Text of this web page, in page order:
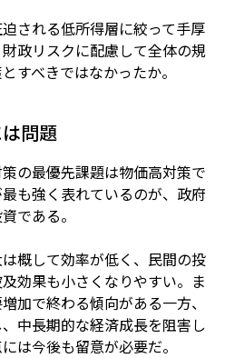
される低所得層に絞って手厚
政リスクに配慮して全体の規
すべきではなかったか。
問題
の最優先課題は物価高対策で
も強く表れているのが、政府
である。
概して効率が低く、民間の投
効果も小さくなりやすい。ま
加で終わる傾向がある一方、
中長期的な経済成長を阻害し
は今後も留意が必要だ。